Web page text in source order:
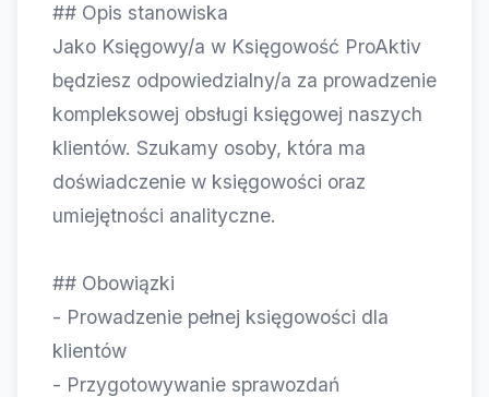
## Opis stanowiska
Jako Księgowy/a w Księgowość ProAktiv
będziesz odpowiedzialny/a za prowadzenie
kompleksowej obsługi księgowej naszych
klientów. Szukamy osoby, która ma
doświadczenie w księgowości oraz
umiejętności analityczne.
## Obowiązki
- Prowadzenie pełnej księgowości dla
klientów
- Przygotowywanie sprawozdań